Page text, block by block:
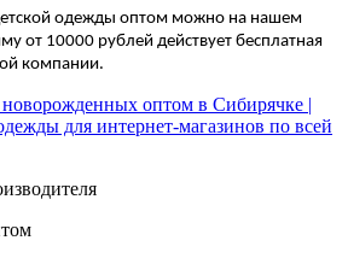
одежды оптом можно на нашем
от 10000 рублей действует бесплатная
компании.